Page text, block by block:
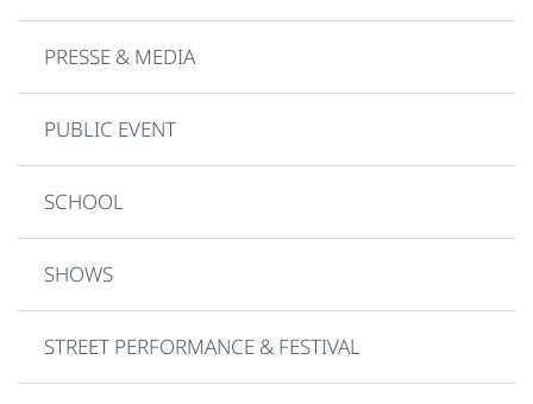
PRESSE & MEDIA
PUBLIC EVENT
SCHOOL
SHOWS
STREET PERFORMANCE & FESTIVAL